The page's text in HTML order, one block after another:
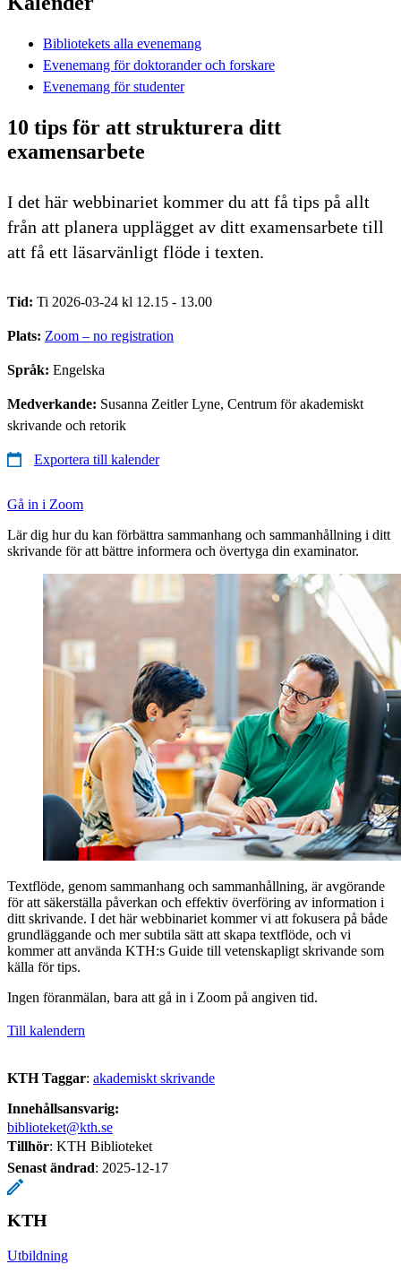
Bibliotekets alla evenemang
Evenemang för doktorander och forskare
Evenemang för studenter
10 tips för att strukturera ditt
examensarbete
I det här webbinariet kommer du att få tips på allt
från att planera upplägget av ditt examensarbete till
att få ett läsarvänligt flöde i texten.
Tid: Ti 2026-03-24 kl 12.15 - 13.00
Plats: Zoom – no registration
Språk: Engelska
Medverkande: Susanna Zeitler Lyne, Centrum för akademiskt
skrivande och retorik
Exportera till kalender
Gå in i Zoom
Lär dig hur du kan förbättra sammanhang och sammanhållning i ditt
skrivande för att bättre informera och övertyga din examinator.
Textflöde, genom sammanhang och sammanhållning, är avgörande
för att säkerställa påverkan och effektiv överföring av information i
ditt skrivande. I det här webbinariet kommer vi att fokusera på både
grundläggande och mer subtila sätt att skapa textflöde, och vi
kommer att använda KTH:s Guide till vetenskapligt skrivande som
källa för tips.
Ingen föranmälan, bara att gå in i Zoom på angiven tid.
Till kalendern
KTH Taggar: akademiskt skrivande
Innehållsansvarig:
biblioteket@kth.se
Tillhör: KTH Biblioteket
Senast ändrad: 2025-12-17
KTH
Utbildning